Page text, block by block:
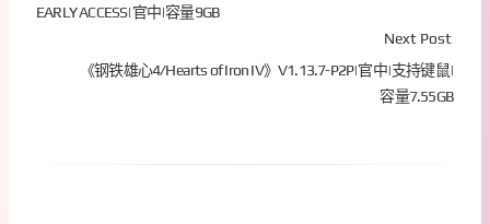
EARLY ACCESS|官中|容量9GB
Next Post
《钢铁雄心4/Hearts of Iron IV》V1.13.7-P2P|官中|支持键鼠|
容量7.55GB